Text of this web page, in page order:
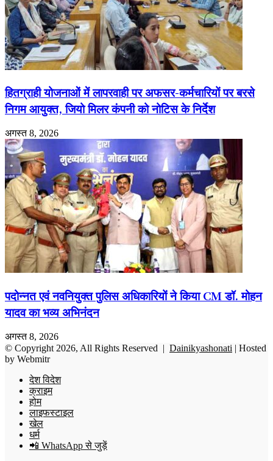
हितग्राही योजनाओं में लापरवाही पर अफसर-कर्मचारियों पर बरसे
निगम आयुक्त, जियो मिलर कंपनी को नोटिस के निर्देश
अगस्त 8, 2026
पदोन्नत एवं नवनियुक्त पुलिस अधिकारियों ने किया CM डॉ. मोहन
यादव का भव्य अभिनंदन
अगस्त 8, 2026
© Copyright 2026, All Rights Reserved | Dainikyashonati | Hosted
by Webmitr
देश विदेश
क्राइम
होम
लाइफस्टाइल
खेल
धर्म
📲 WhatsApp से जुड़ें